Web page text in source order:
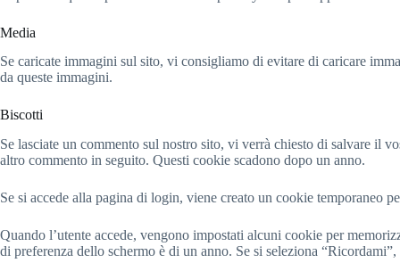
Media
Se caricate immagini sul sito, vi consigliamo di evitare di caricare
da queste immagini.
Biscotti
Se lasciate un commento sul nostro sito, vi verrà chiesto di salvare il
altro commento in seguito. Questi cookie scadono dopo un anno.
Se si accede alla pagina di login, viene creato un cookie temporaneo
Quando l’utente accede, vengono impostati alcuni cookie per
di preferenza dello schermo è di un anno. Se si seleziona